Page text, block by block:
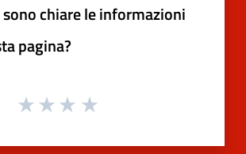
chiare le informazioni
pagina?